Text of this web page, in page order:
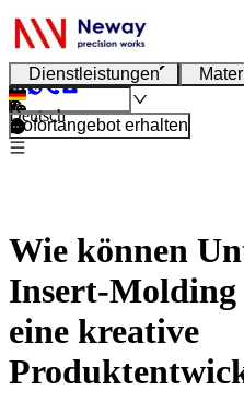
Dienstleistungen
Deutsch
Sofortangebot erhalten
Wie können
Insert-
eine kreative